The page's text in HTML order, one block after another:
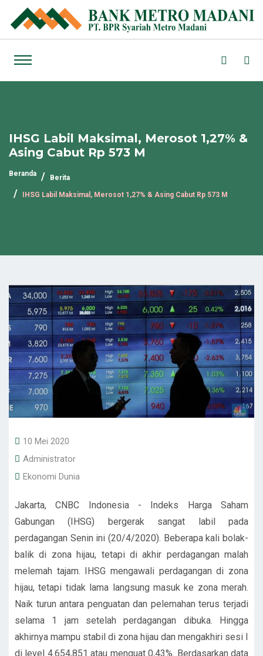
IHSG Labil Maksimal, Merosot 1,27% &
Asing Cabut Rp 573 M
Beranda Berita
IHSG Labil Maksimal, Merosot 1,27% & Asing Cabut Rp 573 M
10 Mei 2020
Administrator
Ekonomi Dunia
Jakarta, CNBC Indonesia - Indeks Harga Saham
Gabungan (IHSG) bergerak sangat labil pada
perdagangan Senin ini (20/4/2020). Beberapa kali bolak-
balik di zona hijau, tetapi di akhir perdagangan malah
melemah tajam. IHSG mengawali perdagangan di zona
hijau, tetapi tidak lama langsung masuk ke zona merah.
Naik turun antara penguatan dan pelemahan terus terjadi
selama 1 jam setelah perdagangan dibuka. Hingga
akhirnya mampu stabil di zona hijau dan mengakhiri sesi I
di level 4.654,851 atau menguat 0,43%. Berdasarkan data